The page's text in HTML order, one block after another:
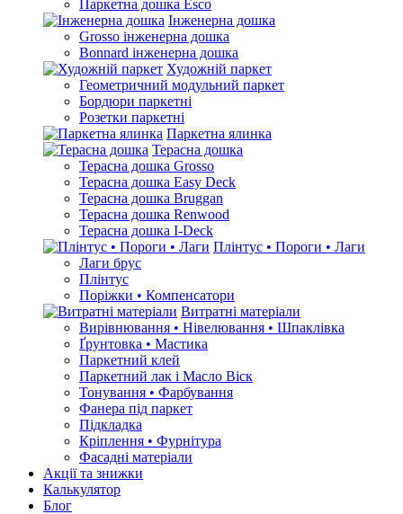
Паркетна дошка Esco
Інженерна дошка
Grosso інженерна дошка
Bonnard інженерна дошка
Художній паркет
Геометричний модульний паркет
Бордюри паркетні
Розетки паркетні
Паркетна ялинка
Терасна дошка
Терасна дошка Grosso
Терасна дошка Easy Deck
Терасна дошка Bruggan
Терасна дошка Renwood
Терасна дошка I-Deck
Плінтус • Пороги • Лаги
Лаги брус
Плінтус
Поріжки • Компенсатори
Витратні матеріали
Вирівнювання • Нівелювання • Шпаклівка
Ґрунтовкa • Мастика
Паркетний клей
Паркетний лак і Масло Віск
Тонування • Фарбування
Фанера під паркет
Підкладка
Кріплення • Фурнітура
Фасадні матеріали
Акції та знижки
Калькулятор
Блог